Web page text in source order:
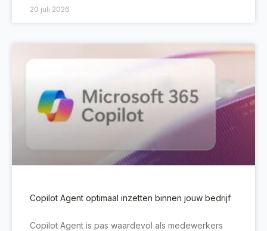
20 juli 2026
Copilot Agent optimaal inzetten binnen jouw bedrijf
Copilot Agent is pas waardevol als medewerkers